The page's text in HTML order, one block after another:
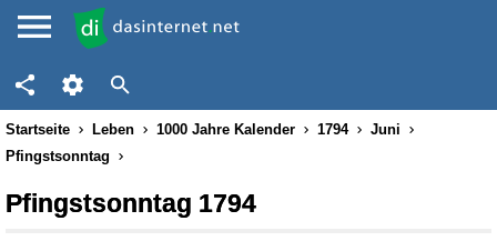
Startseite Leben 1000 Jahre Kalender 1794
Juni
Pfingstsonntag
Pfingstsonntag 1794